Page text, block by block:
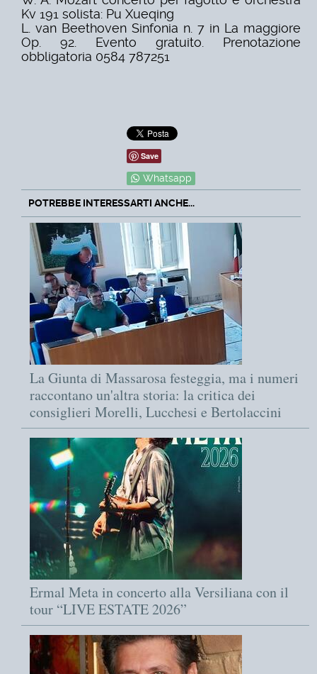
Kv 191 solista: Pu Xueqing
L. van Beethoven Sinfonia n. 7 in La maggiore
Op. 92. Evento gratuito. Prenotazione
obbligatoria 0584 787251
Save
Whatsapp
POTREBBE INTERESSARTI ANCHE...
La Giunta di Massarosa festeggia, ma i numeri
raccontano un'altra storia: la critica dei
consiglieri Morelli, Lucchesi e Bertolaccini
Ermal Meta in concerto alla Versiliana con il
tour “LIVE ESTATE 2026”